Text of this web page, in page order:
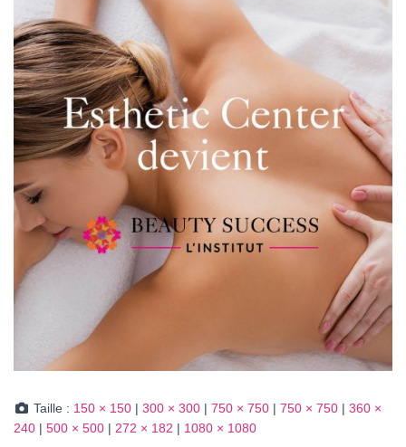
Taille : 150 × 150 | 300 × 300 | 750 × 750 | 750 × 750 | 360 ×
240 | 500 × 500 | 272 × 182 | 1080 × 1080